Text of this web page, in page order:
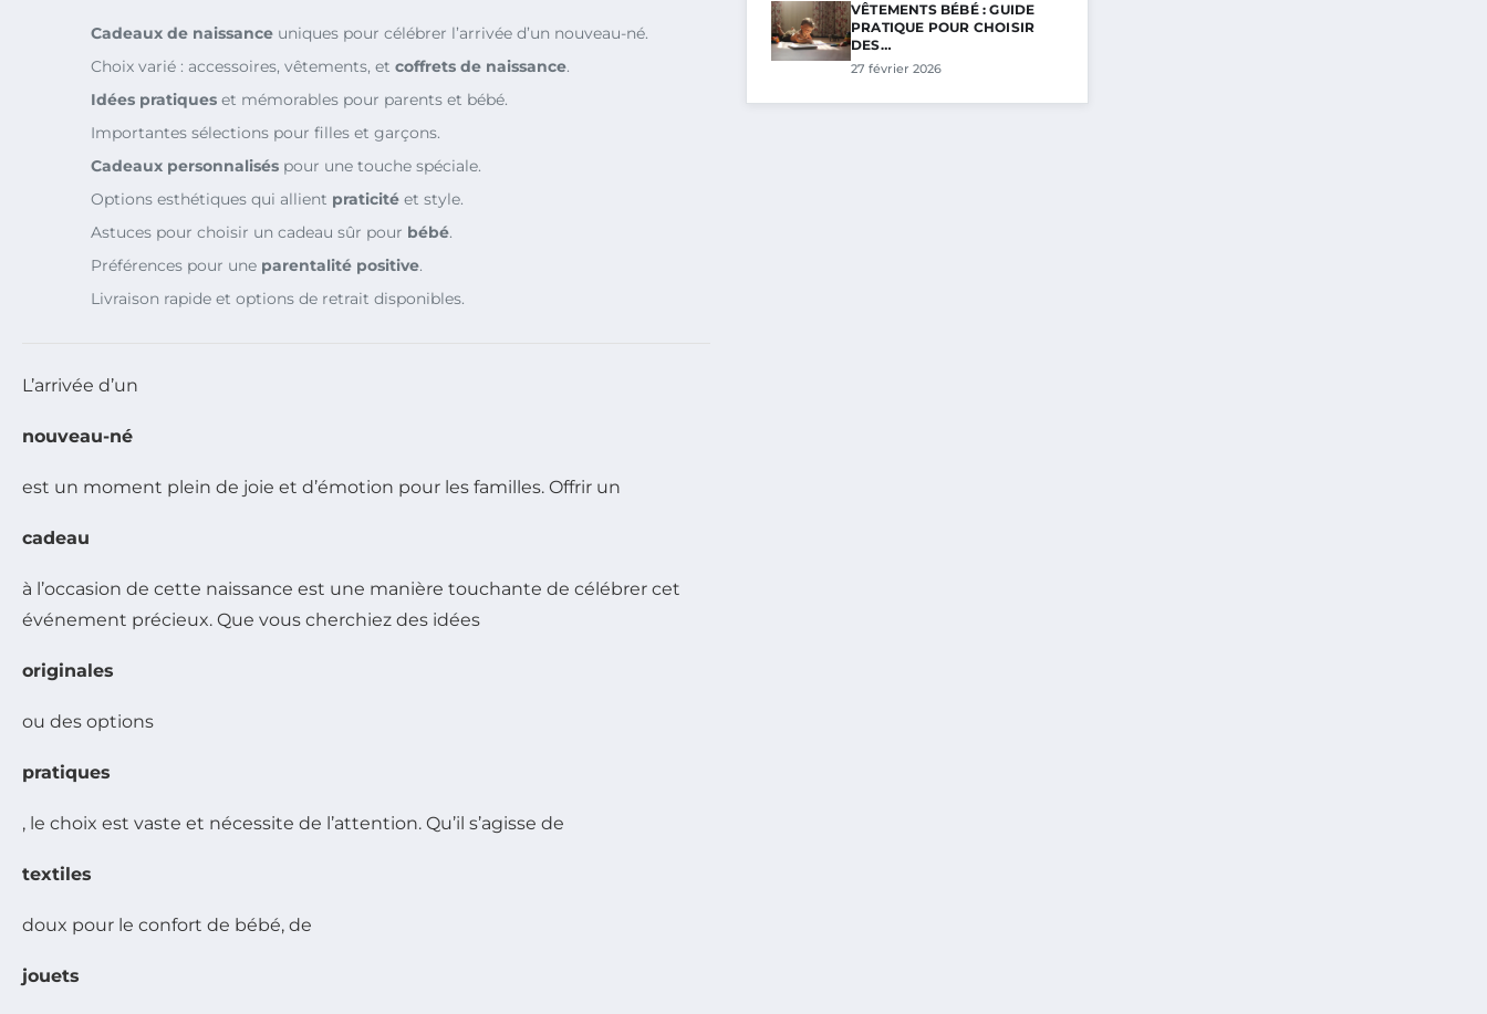
Cadeaux de naissance uniques pour célébrer l’arrivée d’un nouveau-né.
Choix varié : accessoires, vêtements, et coffrets de naissance.
Idées pratiques et mémorables pour parents et bébé.
Importantes sélections pour filles et garçons.
Cadeaux personnalisés pour une touche spéciale.
Options esthétiques qui allient praticité et style.
Astuces pour choisir un cadeau sûr pour bébé.
Préférences pour une parentalité positive.
Livraison rapide et options de retrait disponibles.
L’arrivée d’un
nouveau-né
est un moment plein de joie et d’émotion pour les familles. Offrir un
cadeau
à l’occasion de cette naissance est une manière touchante de célébrer cet
événement précieux. Que vous cherchiez des idées
originales
ou des options
pratiques
, le choix est vaste et nécessite de l’attention. Qu’il s’agisse de
textiles
doux pour le confort de bébé, de
jouets
VÊTEMENTS BÉBÉ : GUIDE
PRATIQUE POUR CHOISIR
DES…
27 février 2026